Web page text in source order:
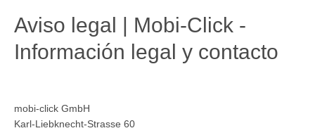
Aviso legal | Mobi-Click -
Información legal y contacto
mobi-click GmbH
Karl-Liebknecht-Strasse 60